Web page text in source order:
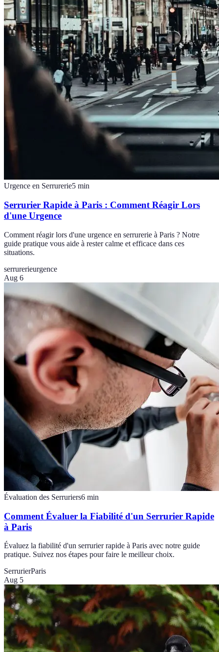
Urgence en Serrurerie5 min
Serrurier Rapide à Paris : Comment Réagir Lors
d'une Urgence
Comment réagir lors d'une urgence en serrurerie à Paris ? Notre
guide pratique vous aide à rester calme et efficace dans ces
situations.
serrurerieurgence
Aug 6
Évaluation des Serruriers6 min
Comment Évaluer la Fiabilité d'un Serrurier Rapide
à Paris
Évaluez la fiabilité d'un serrurier rapide à Paris avec notre guide
pratique. Suivez nos étapes pour faire le meilleur choix.
SerrurierParis
Aug 5